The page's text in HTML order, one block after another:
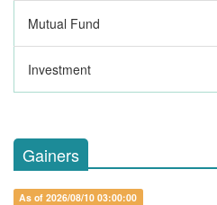
Mutual Fund
Investment
Gainers
As of 2026/08/10 03:00:00